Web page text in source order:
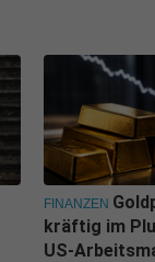
FINANZEN
kräftig im
US-